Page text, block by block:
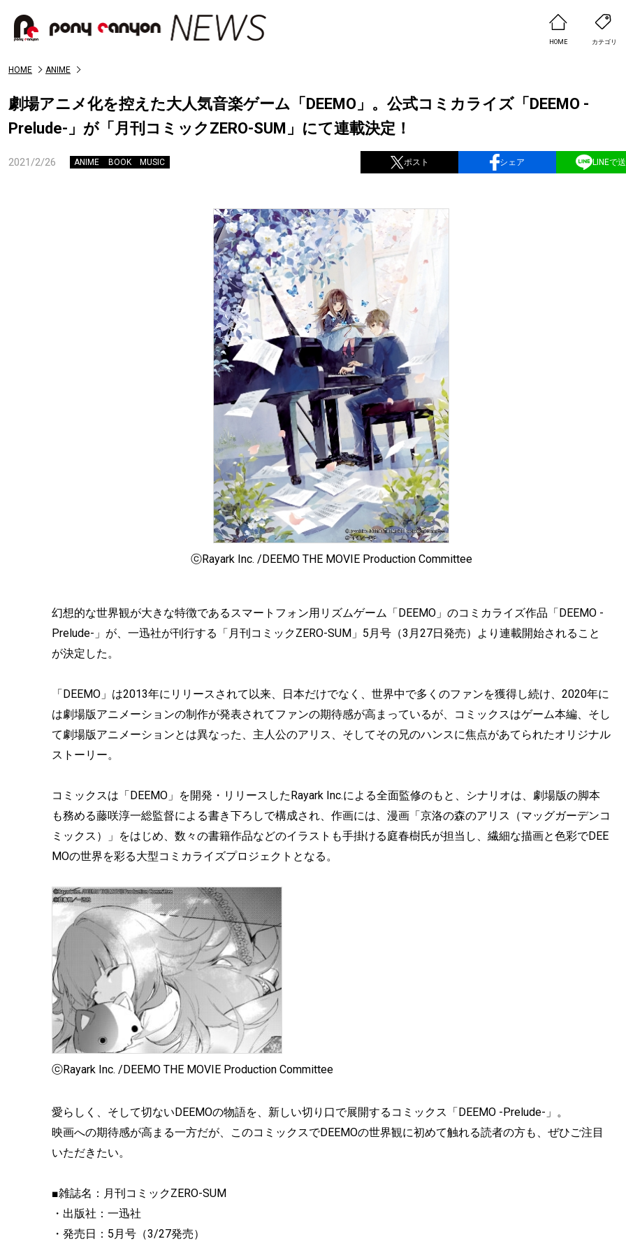
HOME カテゴリ
HOME ANIME
劇場アニメ化を控えた大人気音楽ゲーム「DEEMO」。公式コミカライズ「DEEMO -
Prelude-」が「月刊コミックZERO-SUM」にて連載決定！
2021/2/26 ANIME BOOK MUSIC ポスト シェア LINEで
ⓒRayark Inc. /DEEMO THE MOVIE Production Committee
幻想的な世界観が大きな特徴であるスマートフォン用リズムゲーム「DEEMO」のコミカライズ作品「DEEMO -
Prelude-」が、一迅社が刊行する「月刊コミックZERO-SUM」5月号（3月27日発売）より連載開始されること
が決定した。
「DEEMO」は2013年にリリースされて以来、日本だけでなく、世界中で多くのファンを獲得し続け、2020年に
は劇場版アニメーションの制作が発表されてファンの期待感が高まっているが、コミックスはゲーム本編、そし
て劇場版アニメーションとは異なった、主人公のアリス、そしてその兄のハンスに焦点があてられたオリジナル
ストーリー。
コミックスは「DEEMO」を開発・リリースしたRayark Inc.による全面監修のもと、シナリオは、劇場版の脚本
も務める藤咲淳一総監督による書き下ろしで構成され、作画には、漫画「京洛の森のアリス（マッグガーデンコ
ミックス）」をはじめ、数々の書籍作品などのイラストも手掛ける庭春樹氏が担当し、繊細な描画と色彩でDEE
MOの世界を彩る大型コミカライズプロジェクトとなる。
ⓒRayark Inc. /DEEMO THE MOVIE Production Committee
愛らしく、そして切ないDEEMOの物語を、新しい切り口で展開するコミックス「DEEMO -Prelude-」。
映画への期待感が高まる一方だが、このコミックスでDEEMOの世界観に初めて触れる読者の方も、ぜひご注目
いただきたい。
■雑誌名：月刊コミックZERO-SUM
・出版社：一迅社
・発売日：5月号（3/27発売）